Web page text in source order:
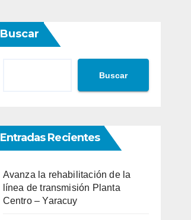
Buscar
Buscar
Entradas Recientes
Avanza la rehabilitación de la
línea de transmisión Planta
Centro – Yaracuy